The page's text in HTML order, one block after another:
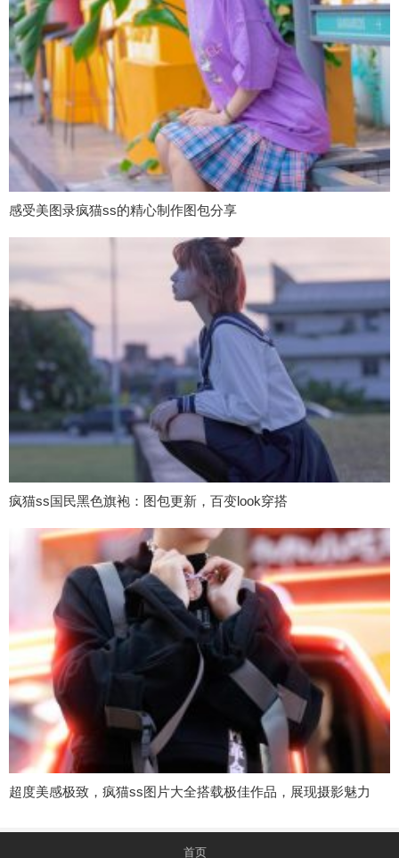
感受美图录疯猫ss的精心制作图包分享
疯猫ss国民黑色旗袍：图包更新，百变look穿搭
超度美感极致，疯猫ss图片大全搭载极佳作品，展现摄影魅力
首页